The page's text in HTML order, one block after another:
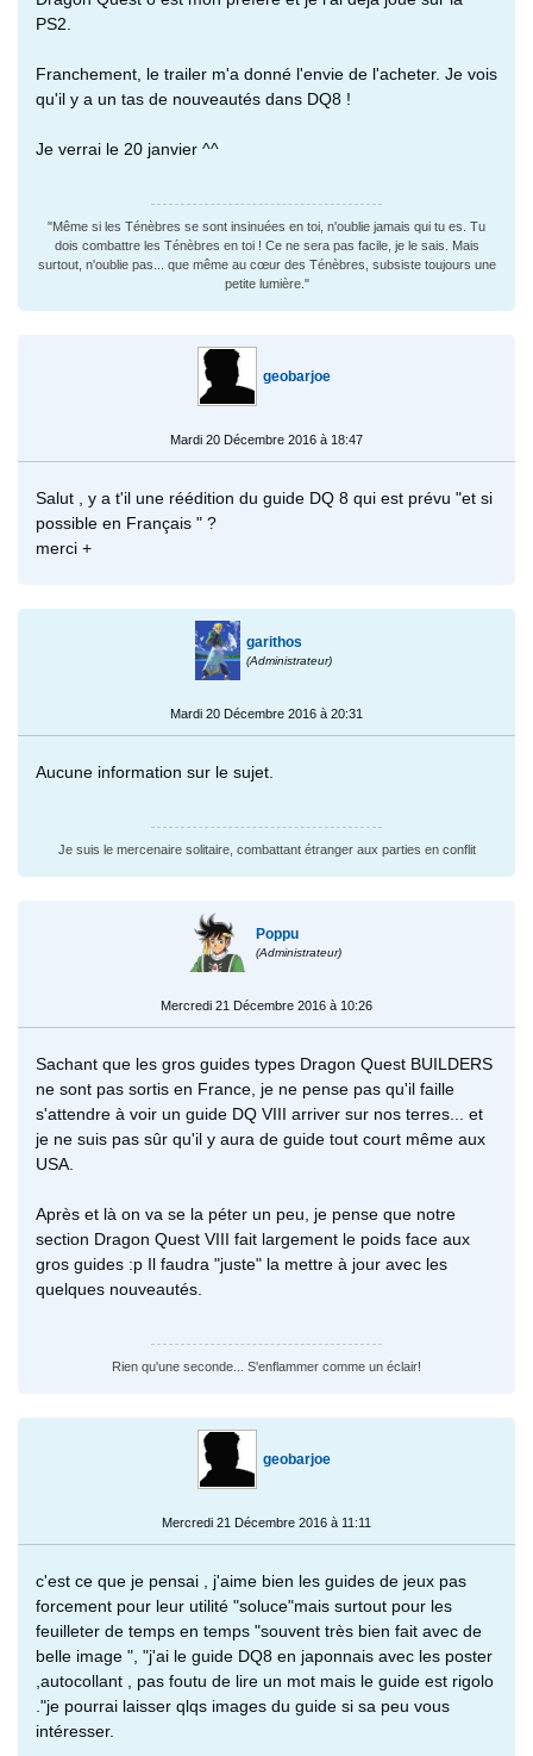
PS2.
Franchement, le trailer m'a donné l'envie de l'acheter. Je vois
qu'il y a un tas de nouveautés dans DQ8 !
Je verrai le 20 janvier ^^
"Même si les Ténèbres se sont insinuées en toi, n'oublie jamais qui tu es. Tu
dois combattre les Ténèbres en toi ! Ce ne sera pas facile, je le sais. Mais
surtout, n'oublie pas... que même au cœur des Ténèbres, subsiste toujours une
petite lumière."
geobarjoe
Mardi 20 Décembre 2016 à 18:47
Salut , y a t'il une réédition du guide DQ 8 qui est prévu "et si
possible en Français " ?
merci +
garithos
(Administrateur)
Mardi 20 Décembre 2016 à 20:31
Aucune information sur le sujet.
Je suis le mercenaire solitaire, combattant étranger aux parties en conflit
Poppu
(Administrateur)
Mercredi 21 Décembre 2016 à 10:26
Sachant que les gros guides types Dragon Quest BUILDERS
ne sont pas sortis en France, je ne pense pas qu'il faille
s'attendre à voir un guide DQ VIII arriver sur nos terres... et
je ne suis pas sûr qu'il y aura de guide tout court même aux
USA.
Après et là on va se la péter un peu, je pense que notre
section Dragon Quest VIII fait largement le poids face aux
gros guides :p Il faudra "juste" la mettre à jour avec les
quelques nouveautés.
Rien qu'une seconde... S'enflammer comme un éclair!
geobarjoe
Mercredi 21 Décembre 2016 à 11:11
c'est ce que je pensai , j'aime bien les guides de jeux pas
forcement pour leur utilité "soluce"mais surtout pour les
feuilleter de temps en temps "souvent très bien fait avec de
belle image ", "j'ai le guide DQ8 en japonnais avec les poster
,autocollant , pas foutu de lire un mot mais le guide est rigolo
."je pourrai laisser qlqs images du guide si sa peu vous
intéresser.